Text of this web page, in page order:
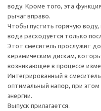
воду. Кроме того, эта
рычаг вправо.
Чтобы пустить горячую воду,
вода расходуется только
Этот смеситель прослужит
керамическим дискам,
возникающее в процессе
Интегрированный в
оптимальный напор, при
энергии.
Выпуск прилагается.